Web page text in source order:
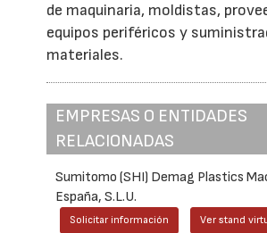
de maquinaria, moldistas,
equipos periféricos y
materiales.
EMPRESAS O ENTIDADES
RELACIONADAS
Sumitomo (SHI) Demag Plastics
España, S.L.U.
Solicitar información Ver stand